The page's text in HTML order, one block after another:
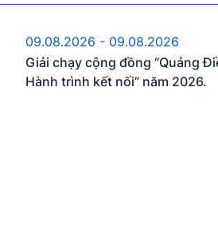
Sự kiện sắp diễn ra
09.08.2026 - 09.08.2026
Giải chạy cộng đồng “Quảng
Hành trình kết nối” năm 2026.